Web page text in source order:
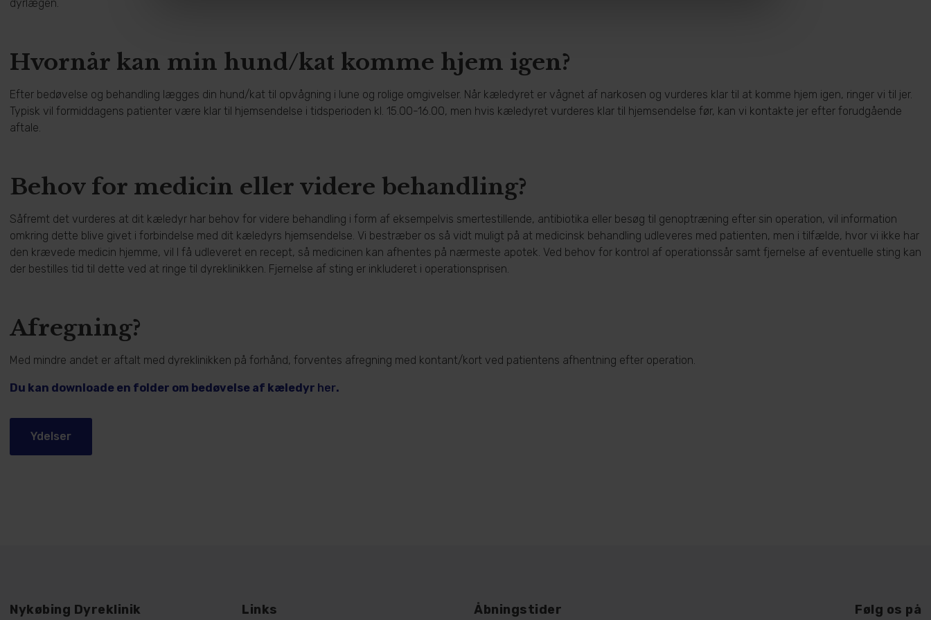
dyrlægen.
Hvornår kan min hund/kat komme hjem igen?
Efter bedøvelse og behandling lægges din hund/kat til opvågning i lune og rolige omgivelser. Når kæledyret er vågnet af narkosen og vurderes klar til at komme hjem igen, ringer vi til jer.
Typisk vil formiddagens patienter være klar til hjemsendelse i tidsperioden kl. 15.00-16.00, men hvis kæledyret vurderes klar til hjemsendelse før, kan vi kontakte jer efter forudgående
aftale.
Behov for medicin eller videre behandling?
Såfremt det vurderes at dit kæledyr har behov for videre behandling i form af eksempelvis smertestillende, antibiotika eller besøg til genoptræning efter sin operation, vil information
omkring dette blive givet i forbindelse med dit kæledyrs hjemsendelse. Vi bestræber os så vidt muligt på at medicinsk behandling udleveres med patienten, men i tilfælde, hvor vi ikke har
den krævede medicin hjemme, vil I få udleveret en recept, så medicinen kan afhentes på nærmeste apotek. Ved behov for kontrol af operationssår samt fjernelse af eventuelle sting kan
der bestilles tid til dette ved at ringe til dyreklinikken. Fjernelse af sting er inkluderet i operationsprisen.
Afregning?
Med mindre andet er aftalt med dyreklinikken på forhånd, forventes afregning med kontant/kort ved patientens afhentning efter operation.
Du kan downloade en folder om bedøvelse af kæledyr her.
Ydelser
Nykøbing Dyreklinik Links Åbningstider Følg os på